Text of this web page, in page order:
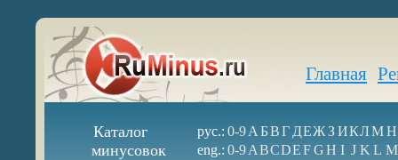
Главная
Каталог
минусовок
рус.: 0-9А БВГ ДЕЖ З ИКЛМН
eng.: 0-9ABCDEFGH I J K L M